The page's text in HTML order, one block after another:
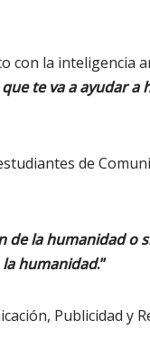
con la inteligencia
te va a ayudar a
de
de la humanidad o
humanidad.”
Publicidad y